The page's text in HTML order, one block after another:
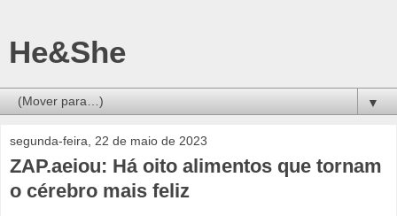
He&She
▼
segunda-feira, 22 de maio de 2023
ZAP.aeiou: Há oito alimentos que tornam
o cérebro mais feliz